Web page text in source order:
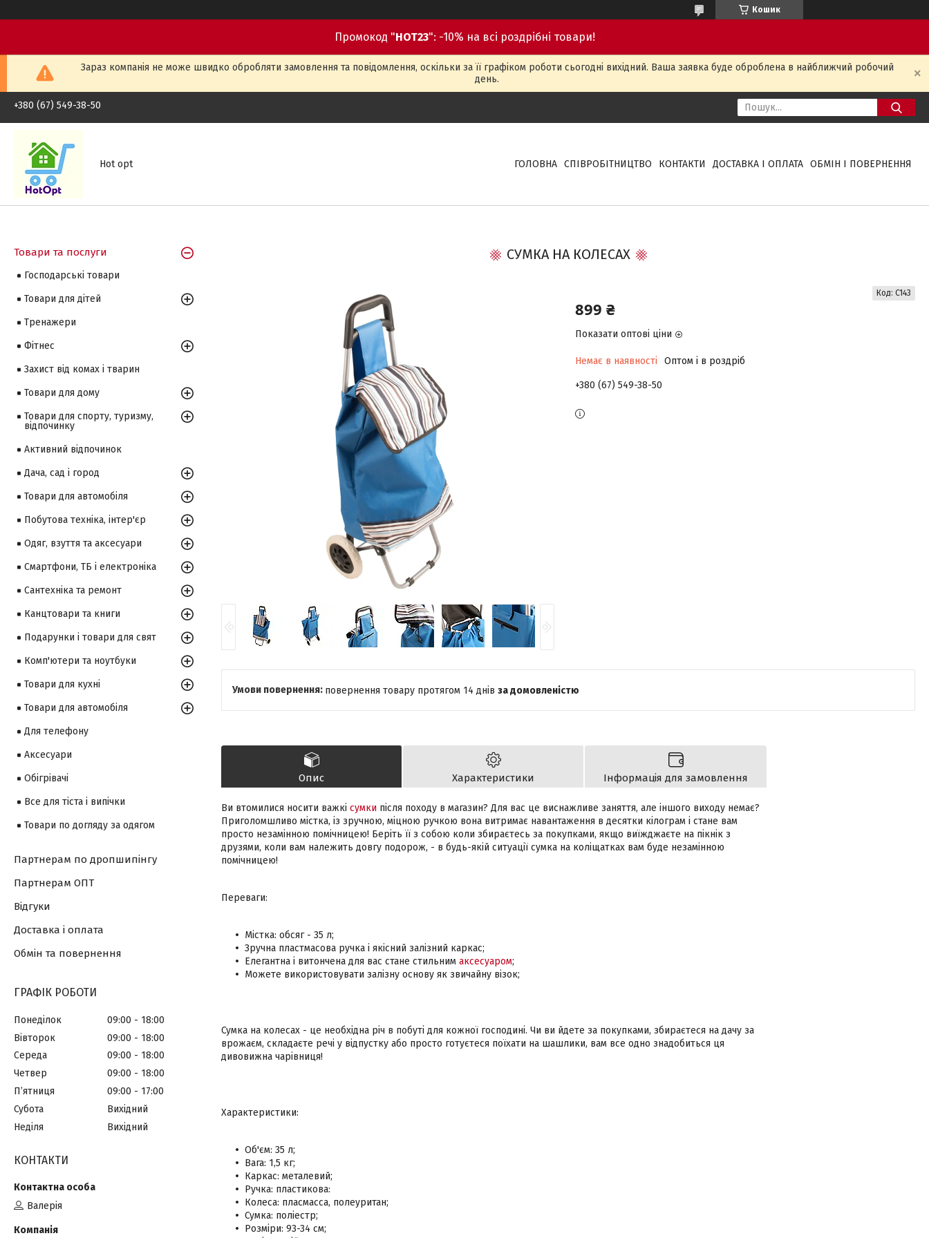
Кошик
Промокод "HOT23": -10% на всі роздрібні товари!
Зараз компанія не може швидко обробляти замовлення та повідомлення, оскільки за її графіком роботи сьогодні вихідний. Ваша заявка буде оброблена в найближчий робочий
день.
+380 (67) 549-38-50
Hot opt ГОЛОВНА СПІВРОБІТНИЦТВО КОНТАКТИ ДОСТАВКА І ОПЛАТА ОБМІН І ПОВЕРНЕННЯ
СУМКА НА КОЛЕСАХ
899 ₴
Показати оптові ціни
Немає в наявності Оптом і в роздріб
Код: C143
+380 (67) 549-38-50
повернення товару протягом 14 днів за домовленістю
Опис Характеристики Інформація для замовлення
Ви втомилися носити важкі сумки після походу в магазин? Для вас це виснажливе заняття, але іншого виходу немає?
Приголомшливо містка, із зручною, міцною ручкою вона витримає навантаження в десятки кілограм і стане вам
просто незамінною помічницею! Беріть її з собою коли збираєтесь за покупками, якщо виїжджаєте на пікнік з
друзями, коли вам належить довгу подорож, - в будь-якій ситуації сумка на коліщатках вам буде незамінною
помічницею!
Переваги:
Містка: обсяг - 35 л;
Зручна пластмасова ручка і якісний залізний каркас;
Елегантна і витончена для вас стане стильним аксесуаром;
Можете використовувати залізну основу як звичайну візок;
Сумка на колесах - це необхідна річ в побуті для кожної господині. Чи ви йдете за покупками, збираєтеся на дачу за
врожаєм, складаєте речі у відпустку або просто готуєтеся поїхати на шашлики, вам все одно знадобиться ця
дивовижна чарівниця!
Характеристики:
Об'єм: 35 л;
Вага: 1,5 кг;
Каркас: металевий;
Ручка: пластикова:
Колеса: пласмасса, полеуритан;
Сумка: поліестр;
Розміри: 93-34 см;
Товари та послуги
Господарські товари
Товари для дітей
Тренажери
Фітнес
Захист від комах і тварин
Товари для дому
Товари для спорту, туризму,
відпочинку
Активний відпочинок
Дача, сад і город
Товари для автомобіля
Побутова техніка, інтер'єр
Одяг, взуття та аксесуари
Смартфони, ТБ і електроніка
Сантехніка та ремонт
Канцтовари та книги
Подарунки і товари для свят
Комп'ютери та ноутбуки
Товари для кухні
Товари для автомобіля
Для телефону
Аксесуари
Обігрівачі
Все для тіста і випічки
Товари по догляду за одягом
Партнерам по дропшипінгу
Партнерам ОПТ
Відгуки
Доставка і оплата
Обмін та повернення
ГРАФІК РОБОТИ
Понеділок 09:00
18:00
Вівторок
09:00
18:00
Середа
09:00
18:00
Четвер
09:00
18:00
Пʼятниця
09:00
17:00
Субота
Вихідний
Неділя
Вихідний
КОНТАКТИ
Валерія